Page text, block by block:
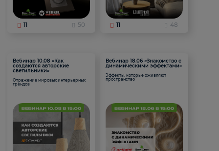
11 50 11 48
Вебинар 10.08 «Как
создаются авторские
светильники»
Отражение мировых интерьерных
трендов
Вебинар 18.06 «Знакомство с
динамическими эффектами»
Эффекты, которые оживляют
пространство